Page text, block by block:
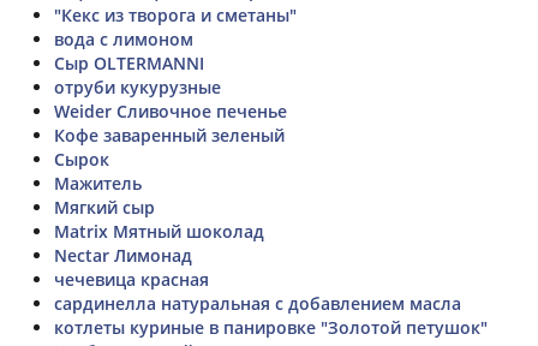
"Кекс из творога и сметаны"
вода с лимоном
Сыр OLTERMANNI
отруби кукурузные
Weider Сливочное печенье
Кофе заваренный зеленый
Сырок
Мажитель
Мягкий сыр
Matrix Мятный шоколад
Nectar Лимонад
чечевица красная
сардинелла натуральная с добавлением масла
котлеты куриные в панировке "Золотой петушок"